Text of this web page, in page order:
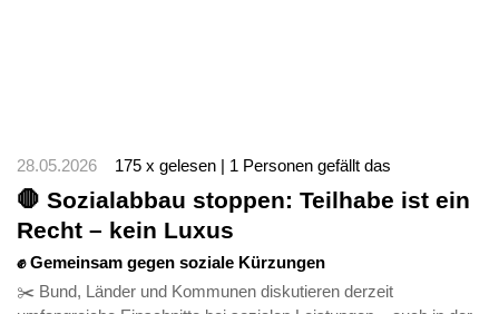
28.05.2026 175 x gelesen | 1 Personen gefällt das
🛑 Sozialabbau stoppen: Teilhabe ist ein
Recht – kein Luxus
✊ Gemeinsam gegen soziale Kürzungen
✂️ Bund, Länder und Kommunen diskutieren derzeit